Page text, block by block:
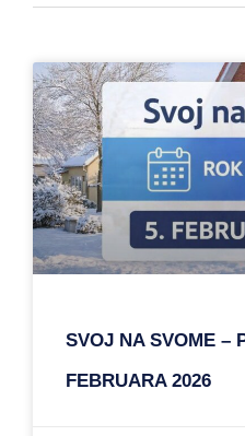
SVOJ NA SVOME –
FEBRUARA 2026